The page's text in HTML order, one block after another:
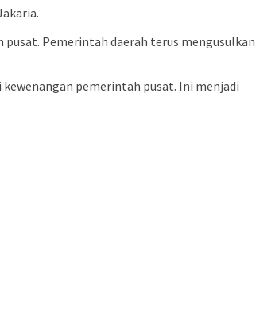
Pemerintah daerah terus mengusulkan
pemerintah pusat. Ini menjadi